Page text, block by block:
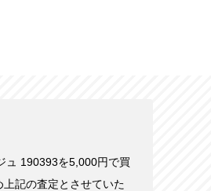
ュ 190393を5,000円で買
記の査定とさせていた